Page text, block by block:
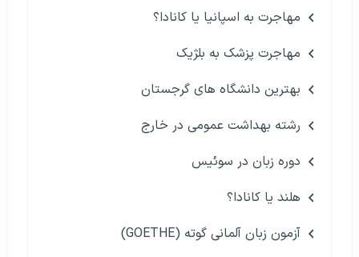
مهاجرت به اسپانیا یا کانادا؟
مهاجرت پزشک به بلژیک
بهترین دانشگاه های گرجستان
رشته بهداشت عمومی در خارج
دوره زبان در سوئیس
هلند یا کانادا؟
آزمون زبان آلمانی گوته (GOETHE)